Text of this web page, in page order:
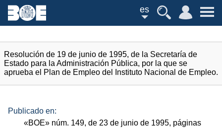
es
Resolución de 19 de junio de 1995, de la Secretaría de
Estado para la Administración Pública, por la que se
aprueba el Plan de Empleo del Instituto Nacional de Empleo.
Publicado en:
«BOE» núm. 149, de 23 de junio de 1995, páginas